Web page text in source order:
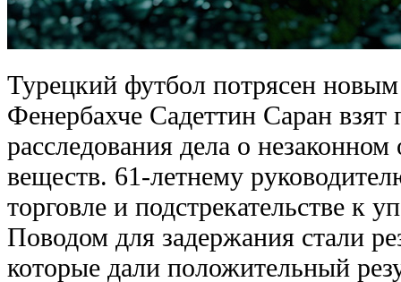
Турецкий футбол потрясен
Фенербахче Садеттин Саран взят
расследования дела о
веществ. 61-летнему
торговле и подстрекательстве к
Поводом для задержания стали
которые дали положительный